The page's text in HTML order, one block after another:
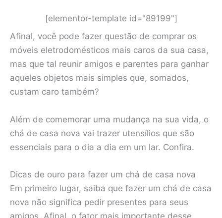
[elementor-template id="89199"]
Afinal, você pode fazer questão de comprar os
móveis eletrodomésticos mais caros da sua casa,
mas que tal reunir amigos e parentes para ganhar
aqueles objetos mais simples que, somados,
custam caro também?
Além de comemorar uma mudança na sua vida, o
chá de casa nova vai trazer utensílios que são
essenciais para o dia a dia em um lar. Confira.
Dicas de ouro para fazer um chá de casa nova
Em primeiro lugar, saiba que fazer um chá de casa
nova não significa pedir presentes para seus
amigos. Afinal, o fator mais importante desse